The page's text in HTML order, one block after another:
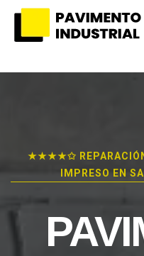
★★★★✩ REPARACIÓN
IMPRESO EN